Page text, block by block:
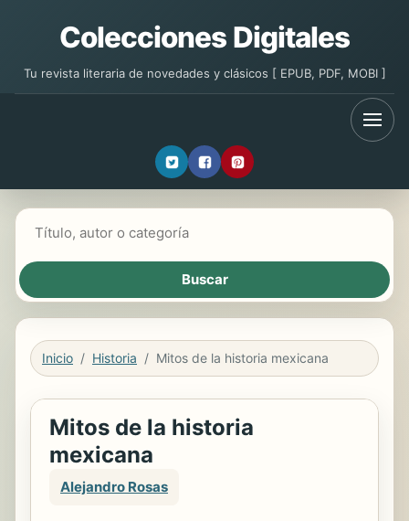
Colecciones Digitales
Tu revista literaria de novedades y clásicos [ EPUB, PDF, MOBI ]
Inicio Historia Mitos de la historia mexicana
Mitos de la historia
mexicana
Alejandro Rosas